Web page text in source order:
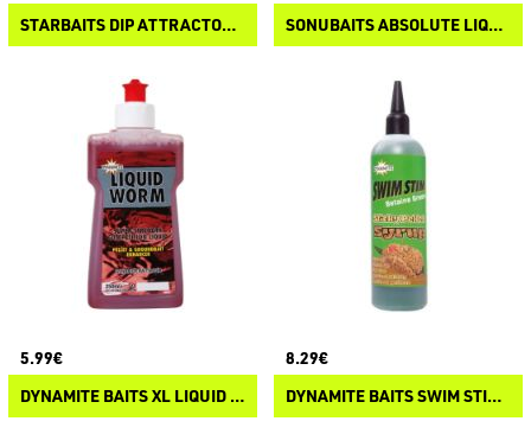
STARBAITS DIP ATTRACTOR DEMON HOT DEMON
SONUBAITS ABSOLUTE LIQUID FLAVOUR
5.99€
DYNAMITE BAITS XL LIQUID ATTRACTANTS
8.29€
DYNAMITE BAITS SWIM STIM STICKY PELLET SYRUP